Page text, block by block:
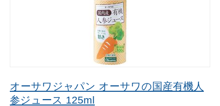
オーサワジャパン オーサワの国産有機人
参ジュース 125ml